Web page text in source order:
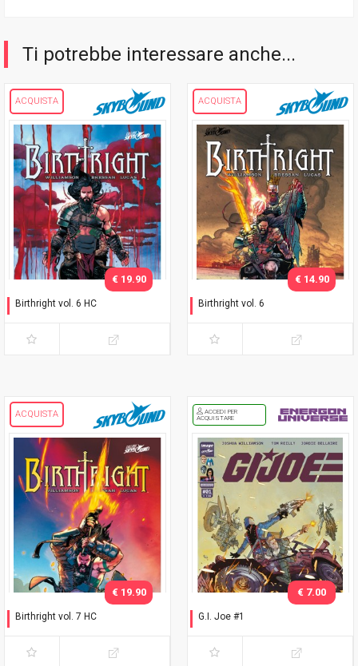
Ti potrebbe interessare anche...
ACQUISTA
Birthright vol. 6 HC
€ 19.90
ACQUISTA
Birthright vol. 6
€ 14.90
ACQUISTA
Birthright vol. 7 HC
€ 19.90
ACCEDI PER
ACQUISTARE
G.I. Joe #1
€ 7.00